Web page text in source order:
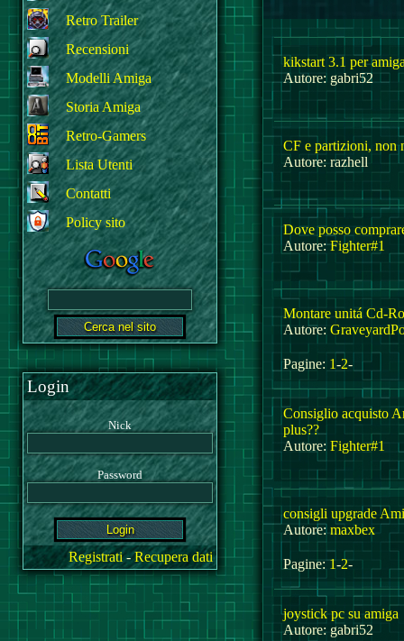
Retro Trailer
Recensioni
Modelli Amiga
Storia Amiga
Retro-Gamers
Lista Utenti
Contatti
Policy sito
Login
Nick
Password
Registrati-Recupera dati
kikstart 3.1 per
Autore: gabri52
CF e partizioni, non
Autore: razhell
Dove posso
Autore:Fighter#1
Montare unitá Cd-
Autore:
Pagine: 1-2-
Consiglio acquisto
plus??
Autore: Fighter#1
consigli upgrade
Autore:maxbex
Pagine:1-2-
joystick pc su amiga
Autore: gabri52